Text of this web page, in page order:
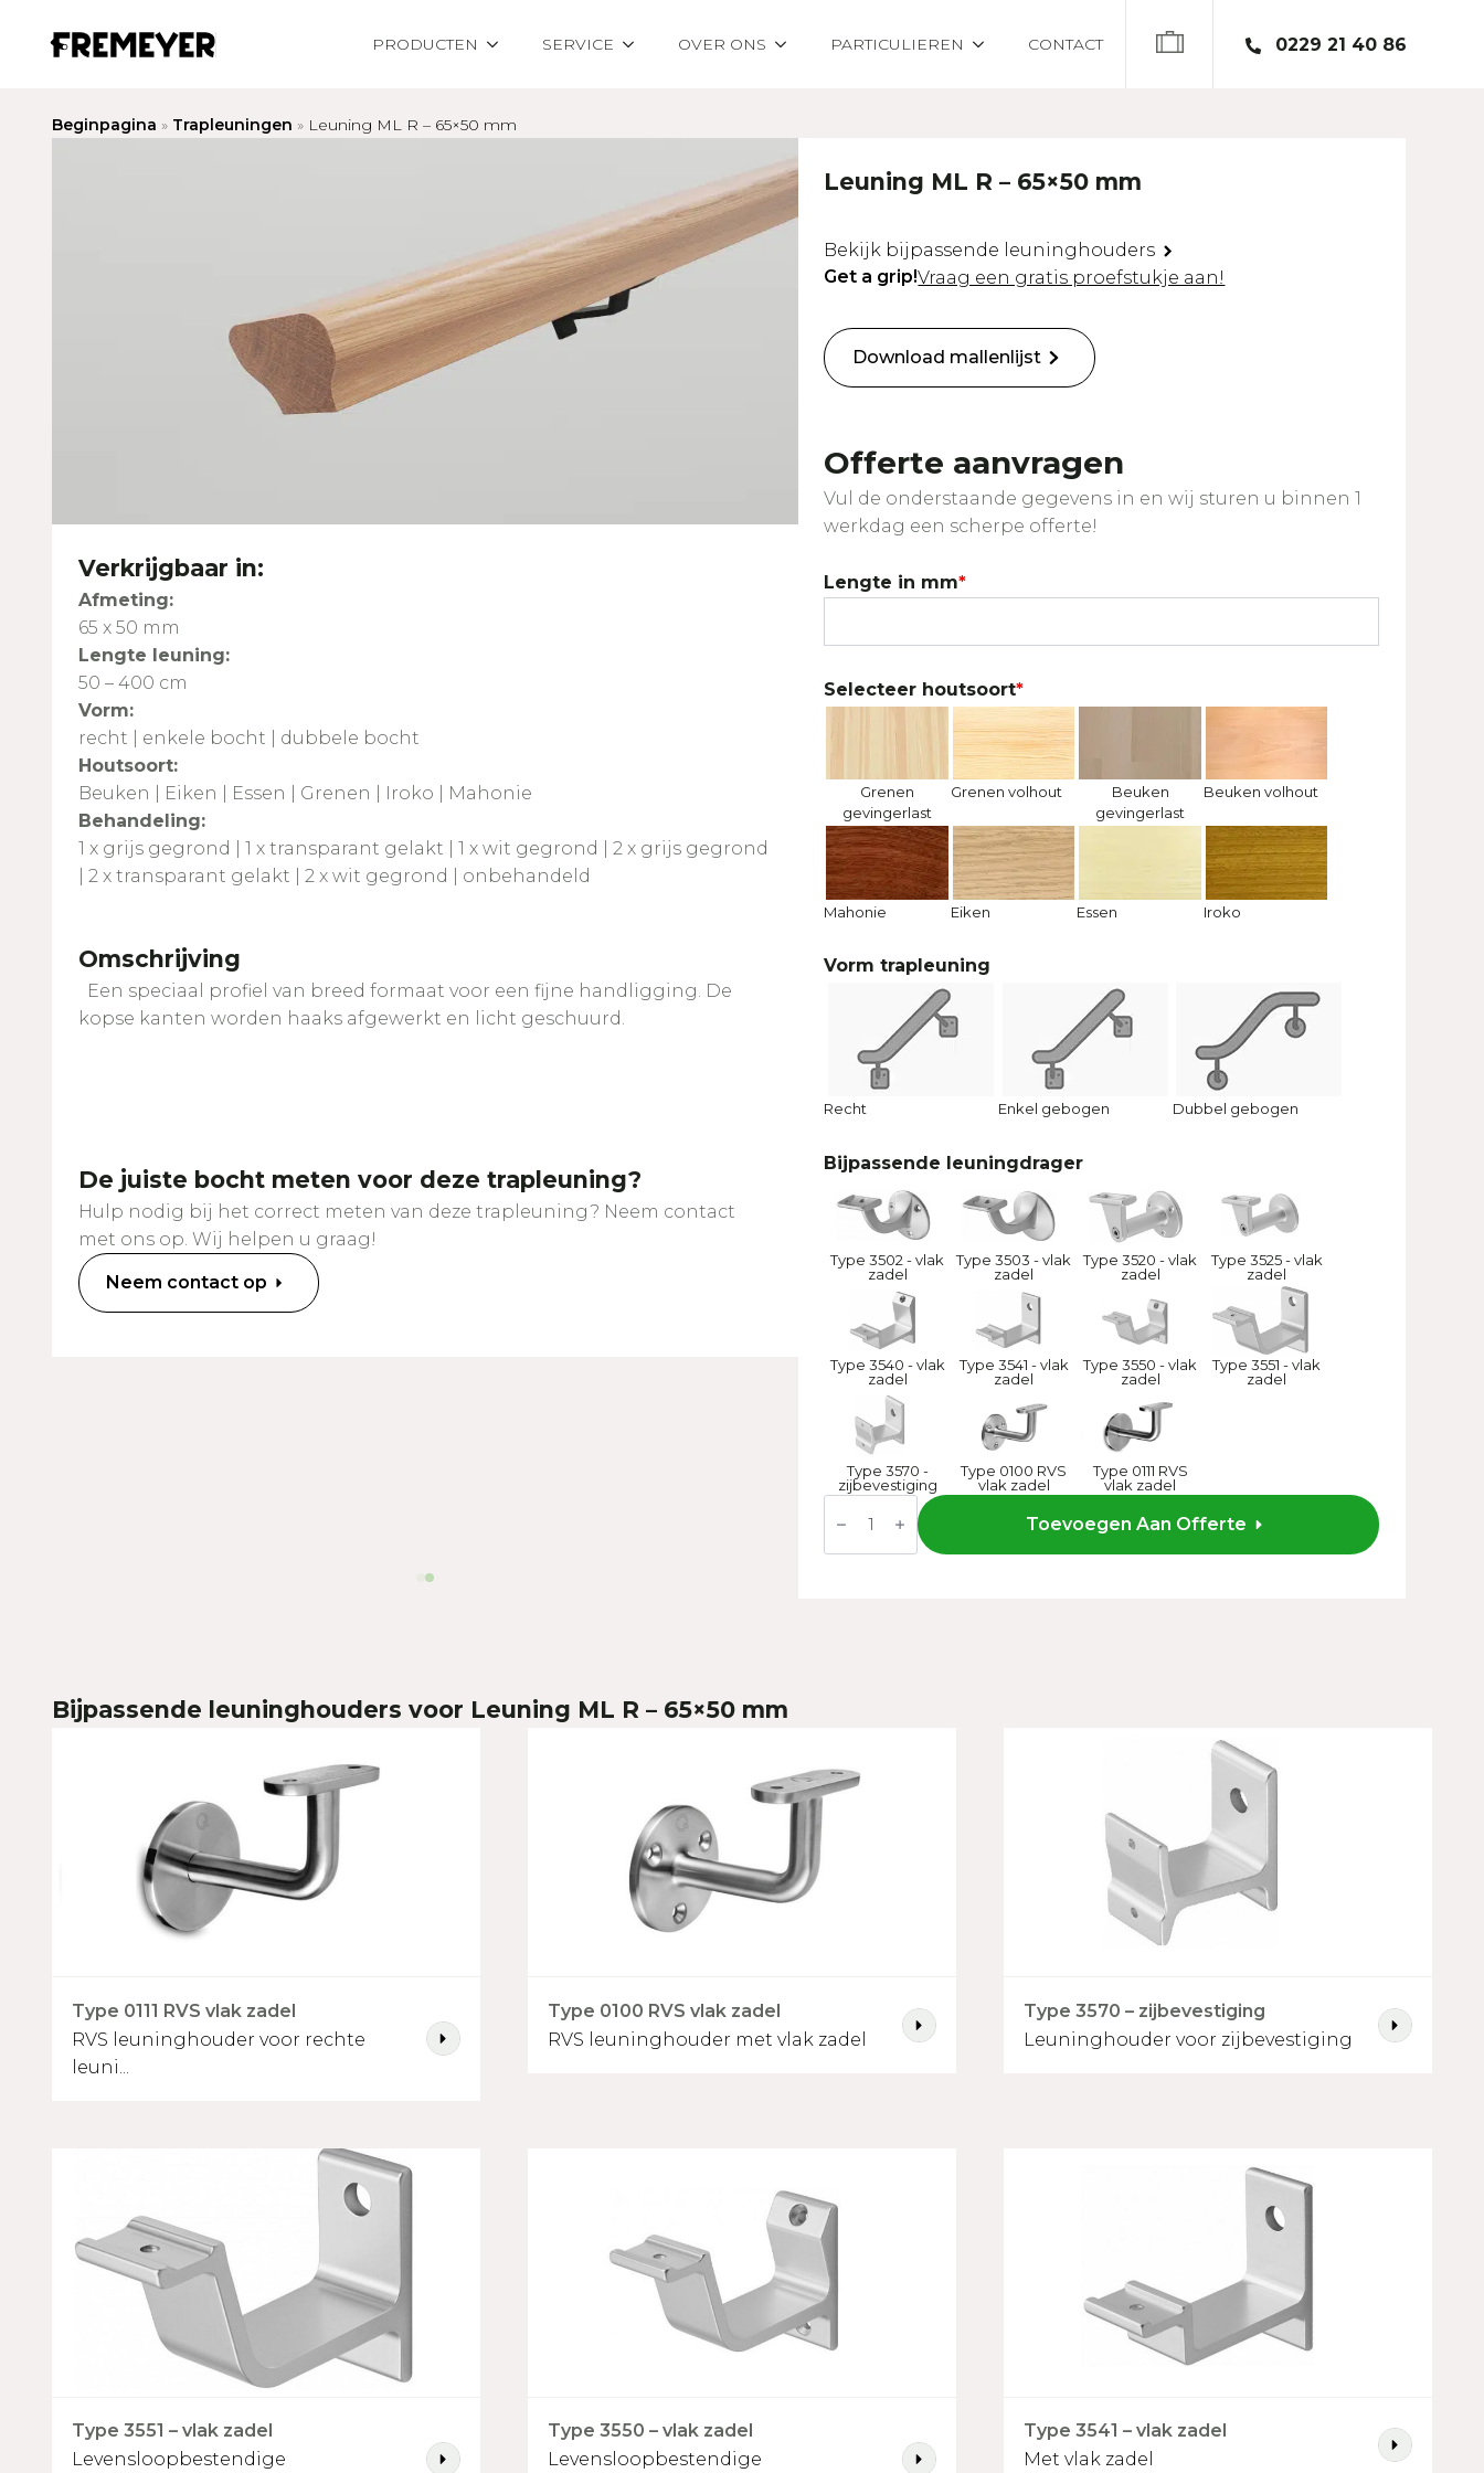
PRODUCTEN SERVICE OVER ONS PARTICULIEREN CONTACT 0229 21 40 86
Beginpagina » Trapleuningen » Leuning ML R – 65×50 mm
Verkrijgbaar in:
Afmeting:
65 x 50 mm
Lengte leuning:
50 – 400 cm
Vorm:
recht | enkele bocht | dubbele bocht
Houtsoort:
Beuken | Eiken | Essen | Grenen | Iroko | Mahonie
Behandeling:
1 x grijs gegrond | 1 x transparant gelakt | 1 x wit gegrond | 2 x grijs gegrond
| 2 x transparant gelakt | 2 x wit gegrond | onbehandeld
Omschrijving
Een speciaal profiel van breed formaat voor een fijne handligging. De
kopse kanten worden haaks afgewerkt en licht geschuurd.
De juiste bocht meten voor deze trapleuning?
Hulp nodig bij het correct meten van deze trapleuning? Neem contact
met ons op. Wij helpen u graag!
Neem contact op
Leuning ML R – 65×50 mm
Bekijk bijpassende leuninghouders
Get a grip!Vraag een gratis proefstukje aan!
Download mallenlijst
Offerte aanvragen
Vul de onderstaande gegevens in en wij sturen u binnen 1
werkdag een scherpe offerte!
*
Lengte in mm
*
Selecteer houtsoort
Grenen
gevingerlast
Grenen volhout
Beuken
gevingerlast
Beuken volhout
Mahonie Eiken Essen Iroko
Vorm trapleuning
Recht Enkel gebogen Dubbel gebogen
Bijpassende leuningdrager
Type 3502 - vlak
zadel
Type 3503 - vlak
zadel
Type 3520 - vlak
zadel
Type 3525 - vlak
zadel
Type 3540 - vlak
zadel
Type 3541 - vlak
zadel
Type 3550 - vlak
zadel
Type 3551 - vlak
zadel
Type 3570 -
zijbevestiging
Type 0100 RVS
vlak zadel
Type 0111 RVS
vlak zadel
Leuning
65x50
Toevoegen Aan Offerte
Bijpassende leuninghouders voor Leuning ML R – 65×50 mm
Type 0111 RVS vlak zadel
RVS leuninghouder voor rechte
leuni...
Type 0100 RVS vlak zadel
RVS leuninghouder met vlak zadel
Type 3570 – zijbevestiging
Leuninghouder voor zijbevestiging
Type 3551 – vlak zadel
Levensloopbestendige
Type 3550 – vlak zadel
Levensloopbestendige
Type 3541 – vlak zadel
Met vlak zadel
Selecteer houtsoort
Grenen gevingerlast
Mahonie Essen
Vorm trapleuning